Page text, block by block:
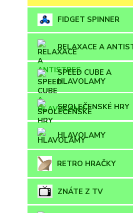
FIDGET SPINNER
RELAXACE A
SPEED CUBE A
HLAVOLAMY
SPOLEČENSKÉ HRY
HLAVOLAMY
RETRO HRAČKY
ZNÁTE Z TV